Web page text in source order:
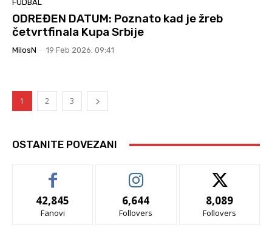
FUDBAL
ODREĐEN DATUM: Poznato kad je žreb
četvrtfinala Kupa Srbije
MilosN - 19 Feb 2026. 09:41
1 2 3
OSTANITE POVEZANI
42,845
Fanovi
6,644
Follovers
8,089
Follovers